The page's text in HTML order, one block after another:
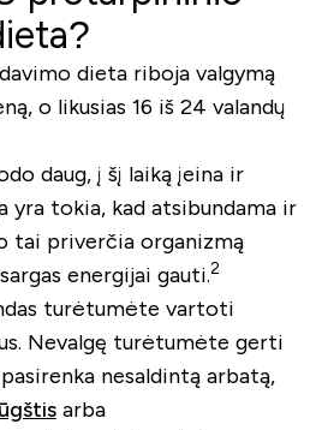
dieta riboja valgymą
o likusias 16 iš 24 valandų
daug, į šį laiką įeina ir
yra tokia, kad atsibundama ir
tai priverčia organizmą
energijai gauti.2
turėtumėte vartoti
Nevalgę turėtumėte gerti
nesaldintą arbatą,
arba